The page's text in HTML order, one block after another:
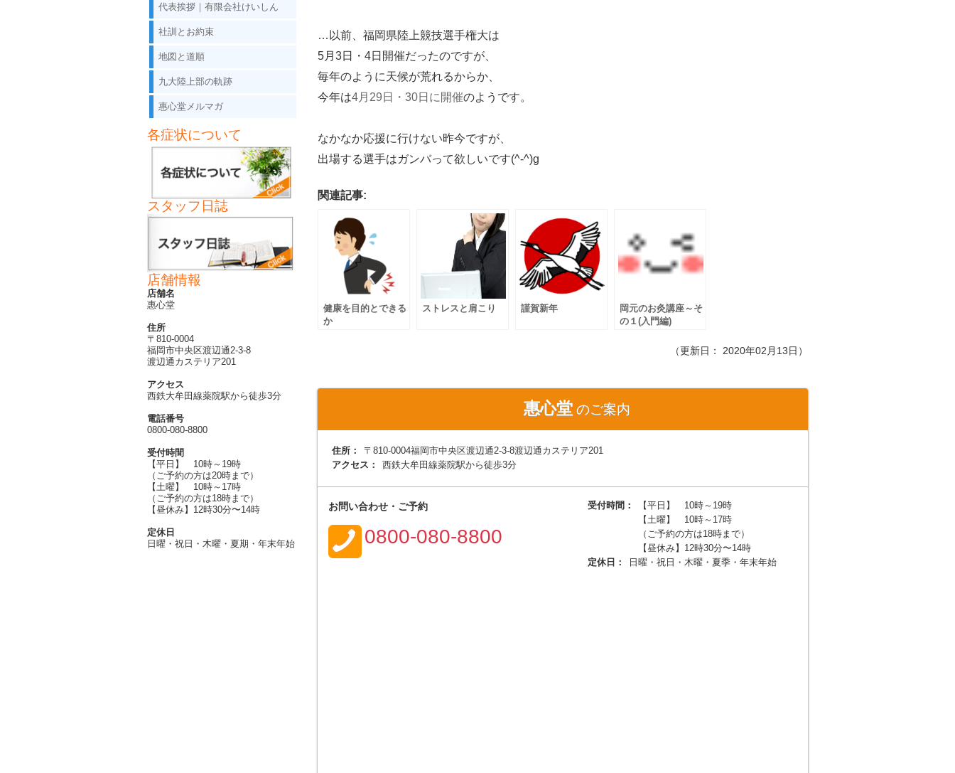
…以前、福岡県陸上競技選手権大は
5月3日・4日開催だったのですが、
毎年のように天候が荒れるからか、
今年は4月29日・30日に開催のようです。
なかなか応援に行けない昨今ですが、
出場する選手はガンバって欲しいです(^-^)g
関連記事:
健康を目的とできる
か
ストレスと肩こり 謹賀新年
岡元のお灸講座～そ
の１(入門編)
（更新日： 2020年02月13日 ）
惠心堂 のご案内
住所：
〒810-0004福岡市中央区渡辺通2-3-8渡辺通カステリア201
アクセス：
西鉄大牟田線薬院駅から徒歩3分
お問い合わせ・ご予約
0800-080-8800
受付時間：
【平日】 10時～19時
【土曜】 10時～17時
（ご予約の方は18時まで）
【昼休み】12時30分〜14時
定休日：
日曜・祝日・木曜・夏季・年末年始
代表挨拶｜有限会社けいしん
社訓とお約束
地図と道順
九大陸上部の軌跡
惠心堂メルマガ
各症状について
スタッフ日誌
店舗情報
店舗名
惠心堂
住所
〒810-0004
福岡市中央区渡辺通2-3-8
渡辺通カステリア201
アクセス
西鉄大牟田線薬院駅から徒歩3分
電話番号
0800-080-8800
受付時間
【平日】 10時～19時
（ご予約の方は20時まで）
【土曜】 10時～17時
（ご予約の方は18時まで）
【昼休み】12時30分〜14時
定休日
日曜・祝日・木曜・夏期・年末年始